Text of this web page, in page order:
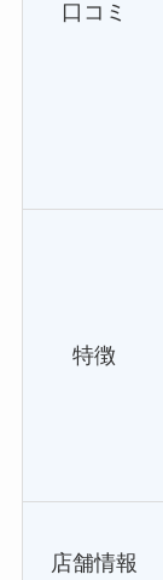
口コミ
特徴
店舗情報